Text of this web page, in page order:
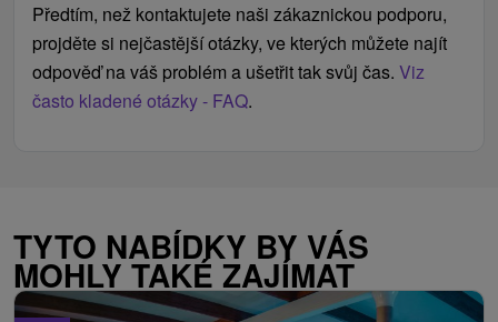
Předtím, než kontaktujete naši zákaznickou podporu,
projděte si nejčastější otázky, ve kterých můžete najít
odpověď na váš problém a ušetřit tak svůj čas. Viz
často kladené otázky - FAQ.
TYTO NABÍDKY BY VÁS
MOHLY TAKÉ ZAJÍMAT